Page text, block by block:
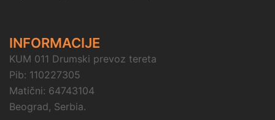
INFORMACIJE
KUM 011 Drumski prevoz tereta
Pib: 110227305
Matični: 64743104
Beograd, Serbia.